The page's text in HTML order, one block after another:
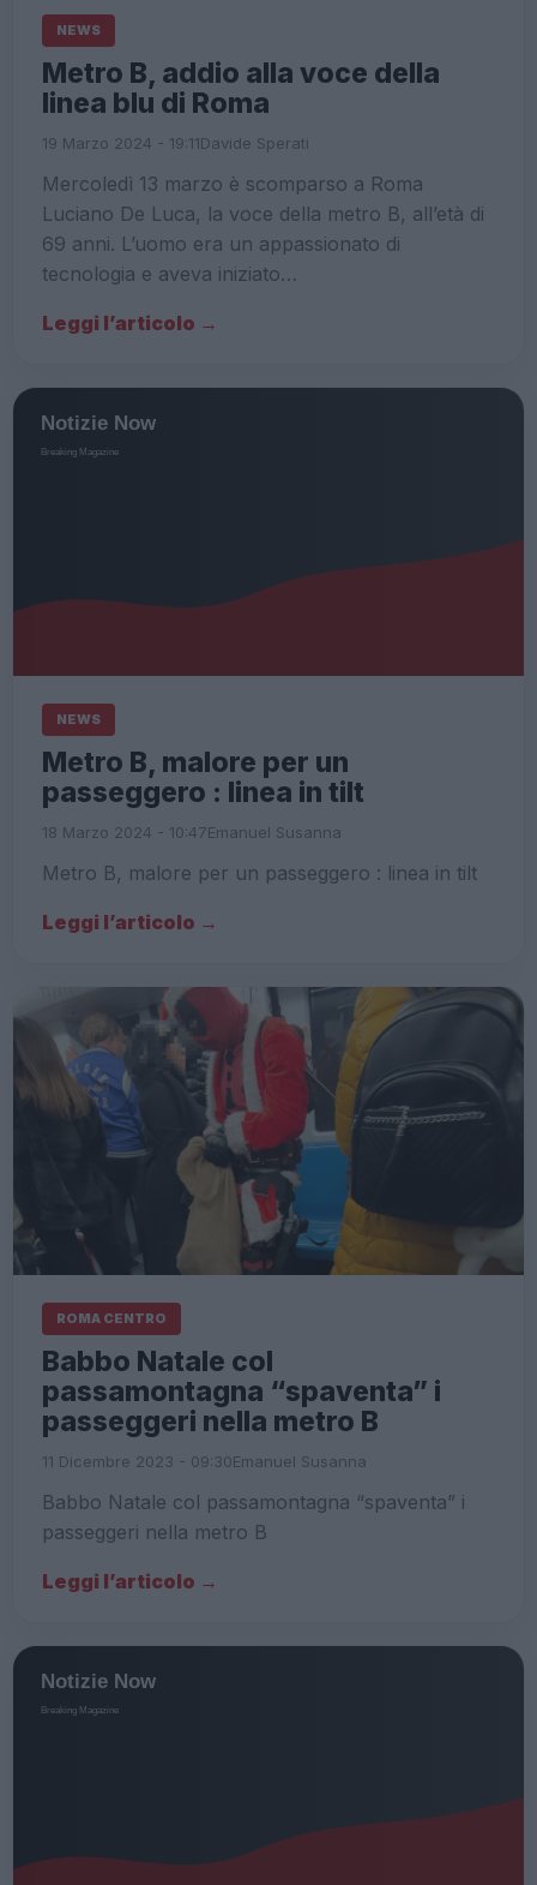
NEWS
Metro B, addio alla voce della
linea blu di Roma
19 Marzo 2024 - 19:11Davide Sperati
Mercoledì 13 marzo è scomparso a Roma
Luciano De Luca, la voce della metro B, all’età di
69 anni. L’uomo era un appassionato di
tecnologia e aveva iniziato…
Leggi l’articolo →
NEWS
Metro B, malore per un
passeggero : linea in tilt
18 Marzo 2024 - 10:47Emanuel Susanna
Metro B, malore per un passeggero : linea in tilt
Leggi l’articolo →
ROMA CENTRO
Babbo Natale col
passamontagna “spaventa” i
passeggeri nella metro B
11 Dicembre 2023 - 09:30Emanuel Susanna
Babbo Natale col passamontagna “spaventa” i
passeggeri nella metro B
Leggi l’articolo →